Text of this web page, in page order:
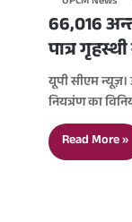
66,016
पात्र
यूपी सीएम
नियत्रंण का
Read More »